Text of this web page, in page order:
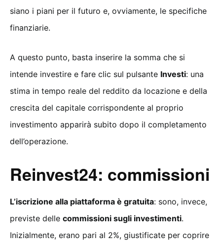
siano i piani per il futuro e, ovviamente, le specifiche
finanziarie.
A questo punto, basta inserire la somma che si
intende investire e fare clic sul pulsante Investi: una
stima in tempo reale del reddito da locazione e della
crescita del capitale corrispondente al proprio
investimento apparirà subito dopo il completamento
dell’operazione.
Reinvest24: commissioni
L’iscrizione alla piattaforma è gratuita: sono, invece,
previste delle commissioni sugli investimenti.
Inizialmente, erano pari al 2%, giustificate per coprire